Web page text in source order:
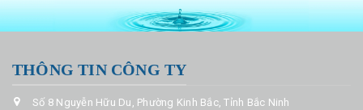
THÔNG TIN CÔNG TY
Số 8 Nguyễn Hữu Du, Phường Kinh Bắc, Tỉnh Bắc Ninh